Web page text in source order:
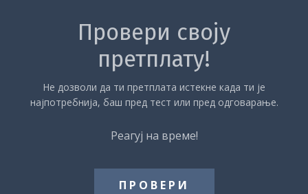
Тест – Метонимија
Асонанца
Тест – Асонанца
Провери своју
претплату!
Не дозволи да ти претплата истекне када ти је
најпотребнија, баш пред тест или пред одговарање.
Реагуј на време!
ПРОВЕРИ